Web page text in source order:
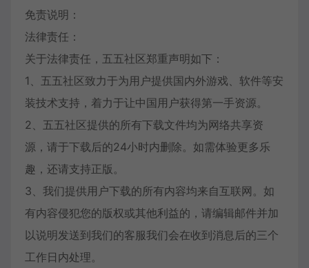
免责说明：
法律责任：
关于法律责任，五五社区郑重声明如下：
1、五五社区致力于为用户提供国内外游戏、软件等安
装技术支持，着力于让中国用户获得第一手资源。
2、五五社区提供的所有下载文件均为网络共享资
源，请于下载后的24小时内删除。如需体验更多乐
趣，还请支持正版。
3、我们提供用户下载的所有内容均来自互联网。如
有内容侵犯您的版权或其他利益的，请编辑邮件并加
以说明发送到我们的客服我们会在收到消息后的三个
工作日内处理。